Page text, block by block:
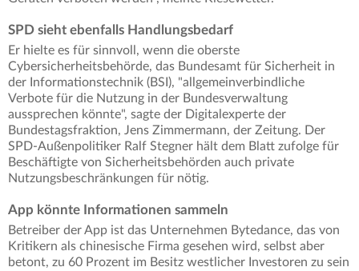
SPD sieht ebenfalls Handlungsbedarf
Er hielte es für sinnvoll, wenn die oberste
Cybersicherheitsbehörde, das Bundesamt für Sicherheit in
der Informationstechnik (BSI), "allgemeinverbindliche
Verbote für die Nutzung in der Bundesverwaltung
aussprechen könnte", sagte der Digitalexperte der
Bundestagsfraktion, Jens Zimmermann, der Zeitung. Der
SPD-Außenpolitiker Ralf Stegner hält dem Blatt zufolge für
Beschäftigte von Sicherheitsbehörden auch private
Nutzungsbeschränkungen für nötig.
App könnte Informationen sammeln
Betreiber der App ist das Unternehmen Bytedance, das von
Kritikern als chinesische Firma gesehen wird, selbst aber
betont, zu 60 Prozent im Besitz westlicher Investoren zu sein